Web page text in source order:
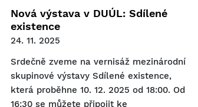
Nová výstava v DUÚL: Sdílené
existence
24. 11. 2025
Srdečně zveme na vernisáž mezinárodní
skupinové výstavy Sdílené existence,
která proběhne 10. 12. 2025 od 18:00. Od
16:30 se můžete připojit ke